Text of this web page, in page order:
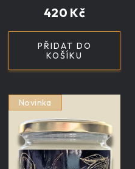
420 Kč
PŘIDAT DO
KOŠÍKU
Novinka